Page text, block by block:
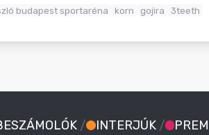
budapest sportaréna korn gojira 3teeth
/ INTERJÚK /